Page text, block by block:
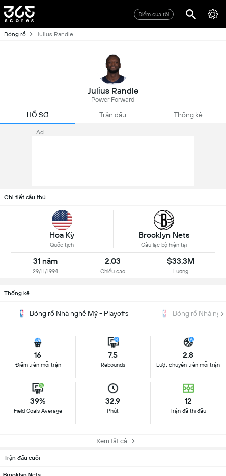
Điểm của tôi
Bóng rổ Julius Randle
Julius Randle
Power Forward
HỒ SƠ Trận đấu Thống kê
Ad
Chi tiết cầu thủ
Hoa Kỳ
Quốc tịch
Brooklyn Nets
Câu lạc bộ hiện tại
31 năm
29/11/1994
2.03
Chiều cao
$33.3M
Lương
Thống kê
Bóng rổ Nhà nghề Mỹ - Playoffs Bóng rổ Nhà
16
Điểm trên mỗi trận
7.5
Rebounds
2.8
Lượt chuyền trên mỗi trận
39%
Field Goals Average
32.9
Phút
12
Trận đã thi đấu
Xem tất cả
Trận đấu cuối